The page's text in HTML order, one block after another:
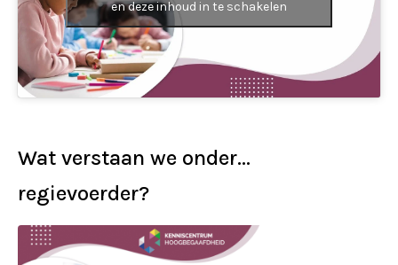
en deze inhoud in te schakelen
Wat verstaan we onder…
regievoerder?